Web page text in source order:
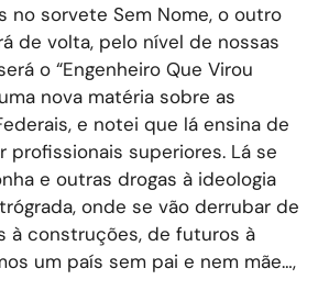
no sorvete Sem Nome, o outro
de volta, pelo nível de nossas
o “Engenheiro Que Virou
nova matéria sobre as
e notei que lá ensina de
profissionais superiores. Lá se
e outras drogas à ideologia
onde se vão derrubar de
à construções, de futuros à
um país sem pai e nem mãe…,